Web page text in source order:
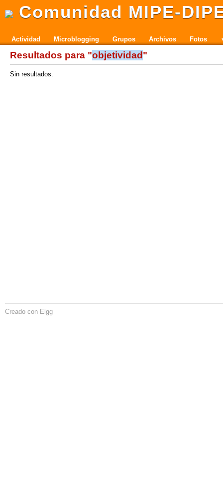
Comunidad MIPE-
Actividad Microblogging Grupos Archivos Fotos
Resultados para "objetividad "
Sin resultados.
Creado con Elgg